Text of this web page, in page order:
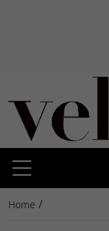
Home /